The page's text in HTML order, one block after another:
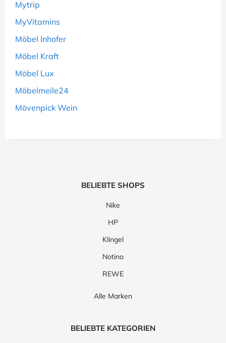
Mytrip
MyVitamins
Möbel Inhofer
Möbel Kraft
Möbel Lux
Möbelmeile24
Mövenpick Wein
BELIEBTE SHOPS
Nike
HP
Klingel
Notino
REWE
Alle Marken
BELIEBTE KATEGORIEN